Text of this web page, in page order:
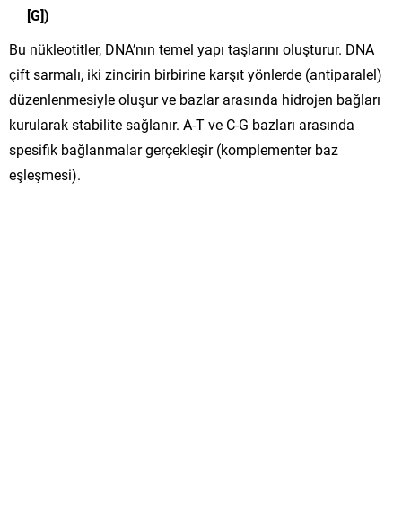
[G])
Bu nükleotitler, DNA’nın temel yapı taşlarını oluşturur. DNA
çift sarmalı, iki zincirin birbirine karşıt yönlerde (antiparalel)
düzenlenmesiyle oluşur ve bazlar arasında hidrojen bağları
kurularak stabilite sağlanır. A-T ve C-G bazları arasında
spesifik bağlanmalar gerçekleşir (komplementer baz
eşleşmesi).